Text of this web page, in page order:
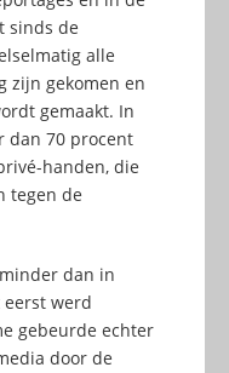
sinds de
alle
zijn gekomen en
gemaakt. In
dan 70 procent
handen, die
tegen de
dan in
eerst werd
gebeurde echter
door de